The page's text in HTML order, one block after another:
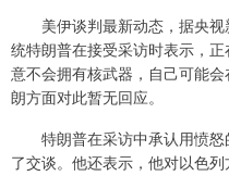
美伊谈判最新动态，据央视
统特朗普在接受采访时表示，
意不会拥有核武器，自己可能
朗方面对此暂无回应。
特朗普在采访中承认用愤怒
了交谈。他还表示，他对以色列